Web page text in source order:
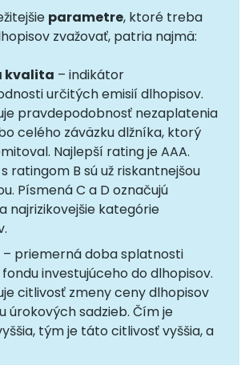
parametre, ktoré treba
zvažovať, patria najmä:
kvalita – indikátor
určitých emisií dlhopisov.
pravdepodobnosť nezaplatenia
celého záväzku dlžníka, ktorý
Najlepší rating je AAA.
ratingom B sú už riskantnejšou
Písmená C a D označujú
najrizikovejšie kategórie
– priemerná doba splatnosti
investujúceho do dlhopisov.
citlivosť zmeny ceny dlhopisov
úrokových sadzieb. Čím je
tým je táto citlivosť vyššia, a